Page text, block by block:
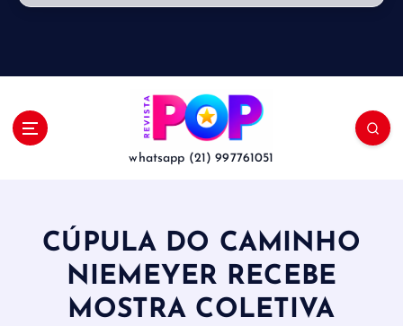
whatsapp (21) 997761051
CÚPULA DO CAMINHO
NIEMEYER RECEBE
MOSTRA COLETIVA